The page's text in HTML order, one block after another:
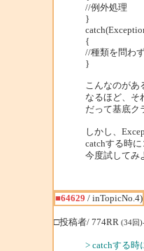
//例外処理
}
{
//種類を問わ
}
こんなのがあ
なるほど、そ
だって基底ク
しかし、
catchする時
今度試してみ
■64629 / inTopicNo.4)
□投稿者/ 774RR (34回
> catchする